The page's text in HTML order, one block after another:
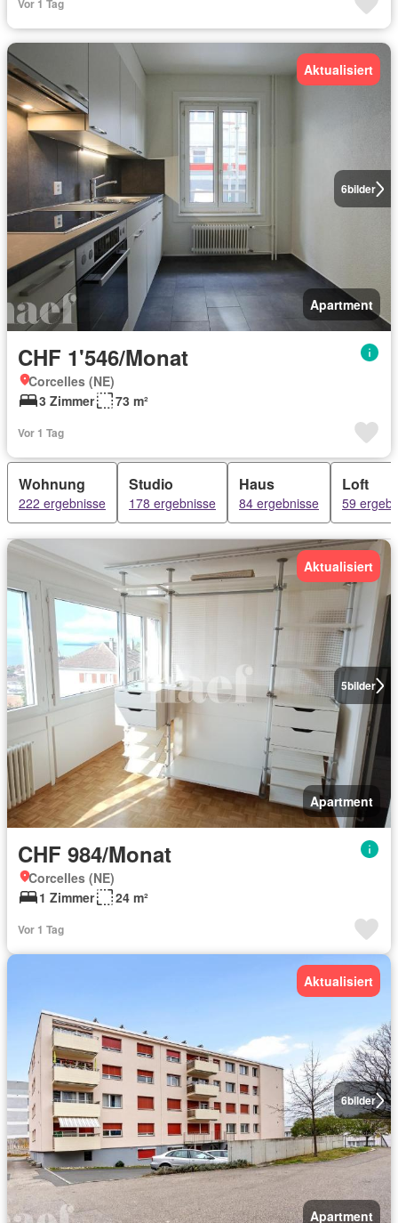
Vor 1 Tag
6bilder
Aktualisiert
Apartment
CHF 1'546/Monat
Corcelles (NE)
3 Zimmer
73 m²
Vor 1 Tag
Wohnung
222 ergebnisse
Studio
178 ergebnisse
Haus
84 ergebnisse
Loft
59
5bilder
Aktualisiert
Apartment
CHF 984/Monat
Corcelles (NE)
1 Zimmer
24 m²
Vor 1 Tag
6bilder
Aktualisiert
Apartment